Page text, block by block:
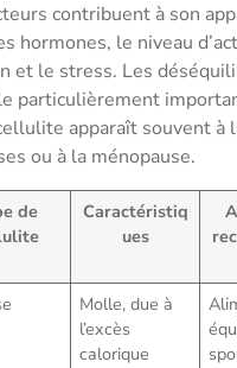
contribuent à son
hormones, le niveau
et le stress. Les
particulièrement
apparaît souvent à
ou à la ménopause.
de
Caractéristiq
ues
Molle, due à
l’excès
calorique